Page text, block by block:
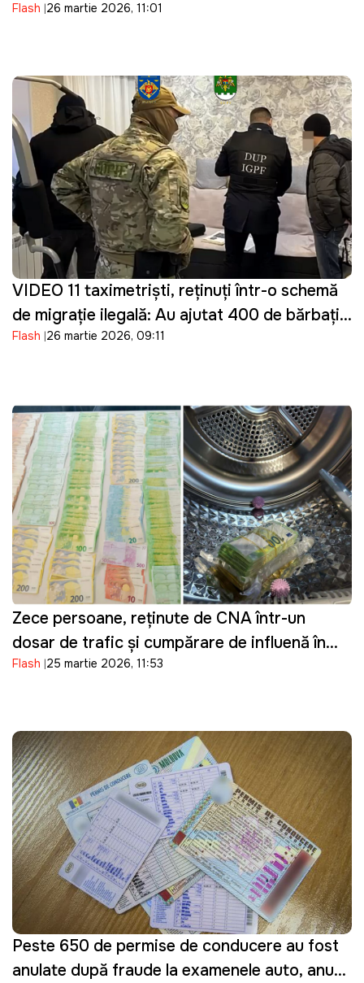
Flash 26 martie 2026, 11:01
VIDEO 11 taximetriști, reținuți într-o schemă
de migrație ilegală: Au ajutat 400 de bărbați
din Ucraina să intre ilegal în Moldova
Flash 26 martie 2026, 09:11
Zece persoane, reținute de CNA într-un
dosar de trafic și cumpărare de influență în
domeniul transportului
Flash 25 martie 2026, 11:53
Peste 650 de permise de conducere au fost
anulate după fraude la examenele auto, anunţă